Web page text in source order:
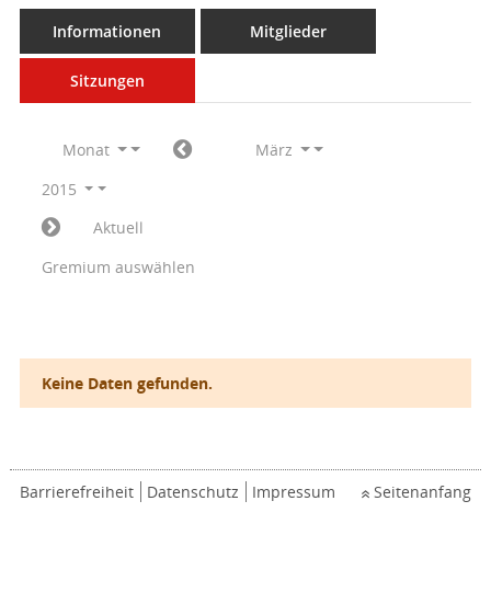
Informationen Mitglieder
Sitzungen
Monat
März
2015
Aktuell
Gremium auswählen
Keine Daten gefunden.
Barrierefreiheit Datenschutz Impressum Seitenanfang